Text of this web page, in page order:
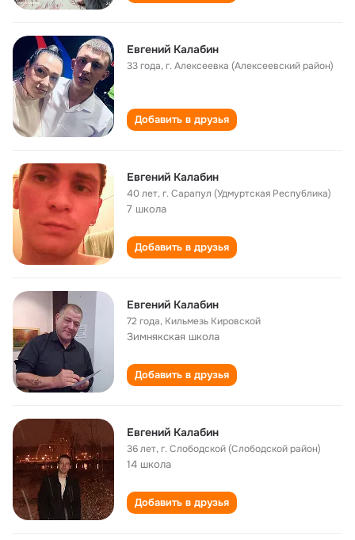
Евгений Калабин
33 года,г. Алексеевка (Алексеевский район)
Добавить в друзья
Евгений Калабин
40 лет,г. Сарапул (Удмуртская Республика)
7 школа
Добавить в друзья
Евгений Калабин
72 года, Кильмезь Кировской
Зимнякская школа
Добавить в друзья
Евгений Калабин
36 лет,г. Слободской (Слободской район)
14 школа
Добавить в друзья